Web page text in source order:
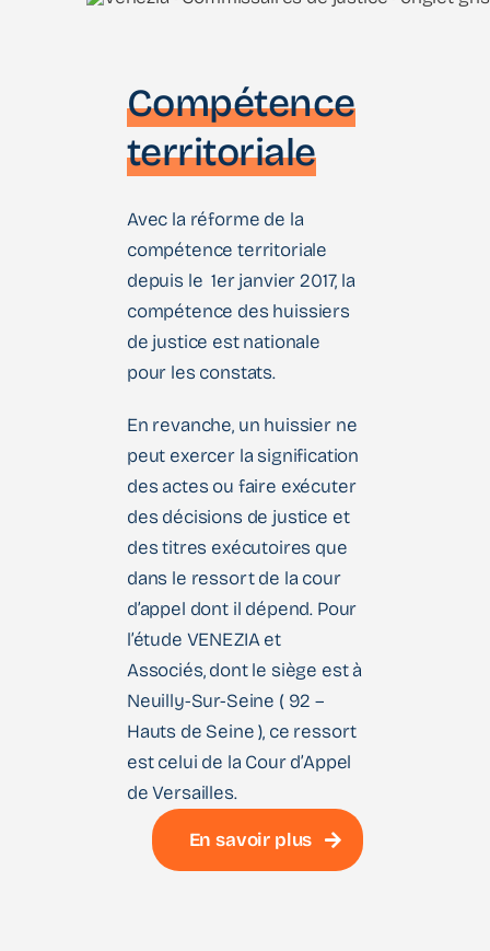
Compétence
territoriale
Avec la réforme de la
compétence territoriale
depuis le 1er janvier 2017, la
compétence des huissiers
de justice est nationale
pour les constats.
En revanche, un huissier ne
peut exercer la signification
des actes ou faire exécuter
des décisions de justice et
des titres exécutoires que
dans le ressort de la cour
d’appel dont il dépend. Pour
l’étude VENEZIA et
Associés, dont le siège est à
Neuilly-Sur-Seine ( 92 –
Hauts de Seine ), ce ressort
est celui de la Cour d’Appel
de Versailles.
En savoir plus